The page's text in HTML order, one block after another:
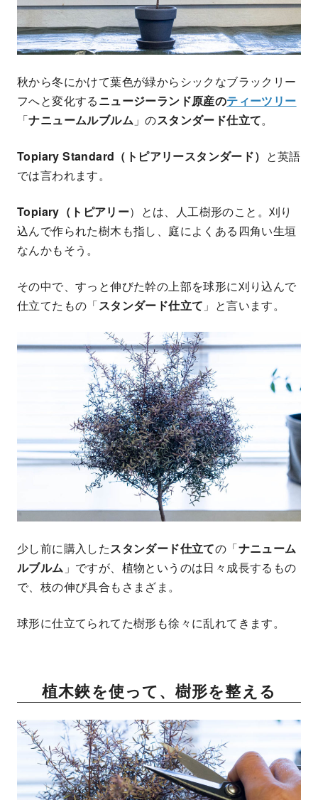
秋から冬にかけて葉色が緑からシックなブラックリー
フへと変化するニュージーランド原産のティーツリー
「ナニュームルブルム 」のスタンダード仕立て。
Topiary Standard（トピアリースタンダード） と英語
では言われます。
Topiary（トピアリー）とは、人工樹形のこと。刈り
込んで作られた樹木も指し、庭によくある四角い生垣
なんかもそう。
その中で、すっと伸びた幹の上部を球形に刈り込んで
仕立てたもの「スタンダード仕立て 」と言います。
少し前に購入したスタンダード仕立ての「ナニューム
ルブルム 」ですが、植物というのは日々成長するもの
で、枝の伸び具合もさまざま。
球形に仕立てられてた樹形も徐々に乱れてきます。
植木鋏を使って、樹形を整える